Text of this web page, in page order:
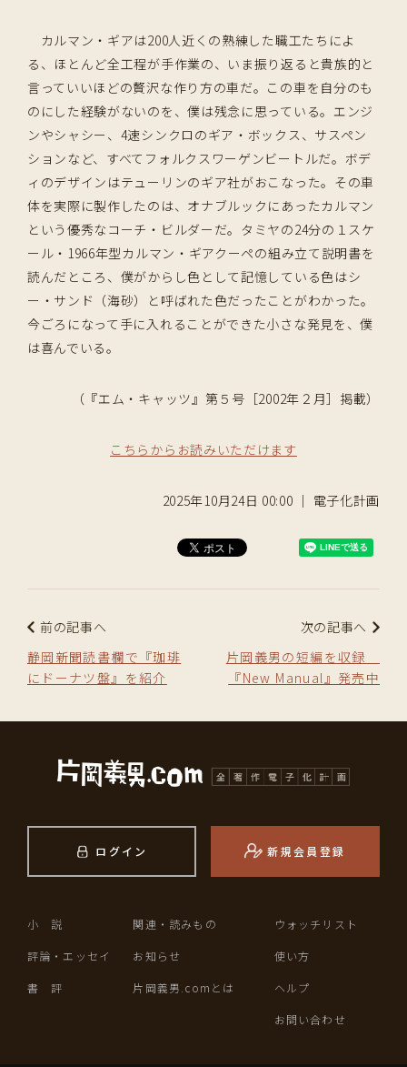
カルマン・ギアは200人近くの熟練した職工たちによ
る、ほとんど全工程が手作業の、いま振り返ると貴族的と
言っていいほどの贅沢な作り方の車だ。この車を自分のも
のにした経験がないのを、僕は残念に思っている。エンジ
ンやシャシー、4速シンクロのギア・ボックス、サスペン
ションなど、すべてフォルクスワーゲンビートルだ。ボデ
ィのデザインはテューリンのギア社がおこなった。その車
体を実際に製作したのは、オナブルックにあったカルマン
という優秀なコーチ・ビルダーだ。タミヤの24分の１スケ
ール・1966年型カルマン・ギアクーペの組み立て説明書を
読んだところ、僕がからし色として記憶している色はシ
ー・サンド（海砂）と呼ばれた色だったことがわかった。
今ごろになって手に入れることができた小さな発見を、僕
は喜んでいる。
（『エム・キャッツ』第５号［2002年２月］掲載）
こちらからお読みいただけます
2025年10月24日 00:00 ｜ 電子化計画
前の記事へ
静岡新聞読書欄で『珈琲
にドーナツ盤』を紹介
次の記事へ
片岡義男の短編を収録
『New Manual』発売中
ログイン 新規会員登録
小 説
評論・エッセイ
書 評
関連・読みもの
お知らせ
片岡義男.comとは
ウォッチリスト
使い方
ヘルプ
お問い合わせ